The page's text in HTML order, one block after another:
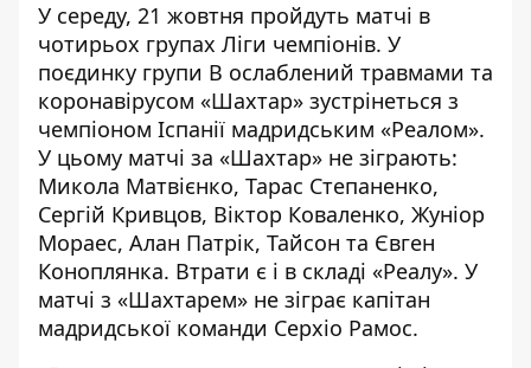
У середу, 21 жовтня пройдуть матчі в
чотирьох групах Ліги чемпіонів. У
поєдинку групи В ослаблений травмами та
коронавірусом «Шахтар» зустрінеться з
чемпіоном Іспанії мадридським «Реалом».
У цьому матчі за «Шахтар» не зіграють:
Микола Матвієнко, Тарас Степаненко,
Сергій Кривцов, Віктор Коваленко, Жуніор
Мораес, Алан Патрік, Тайсон та Євген
Коноплянка. Втрати є і в складі «Реалу». У
матчі з «Шахтарем» не зіграє капітан
мадридської команди Серхіо Рамос.